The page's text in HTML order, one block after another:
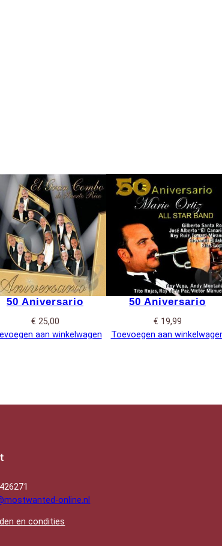
50 Aniversario
€ 25,00
aan winkelwagen
50 Aniversario
€ 19,99
Toevoegen aan
online.nl
en condities